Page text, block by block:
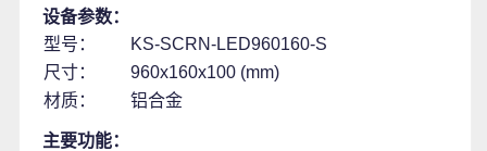
设备参数：
型号：
KS-SCRN-LED960160-S
尺寸：
960x160x100 (mm)
材质：
铝合金
主要功能：